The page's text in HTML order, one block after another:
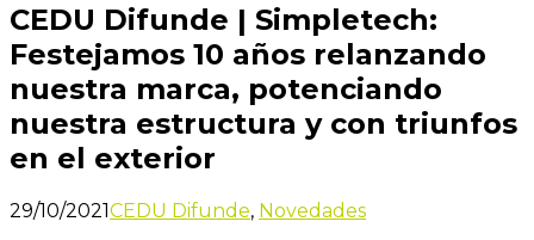
CEDU Difunde | Simpletech:
Festejamos 10 años relanzando
nuestra marca, potenciando
nuestra estructura y con triunfos
en el exterior
29/10/2021CEDU Difunde, Novedades